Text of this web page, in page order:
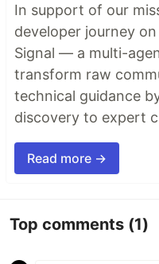
In support of our
developer journey
Signal — a multi-
transform raw
technical guidance
discovery to expert
Read more →
Top comments (1)